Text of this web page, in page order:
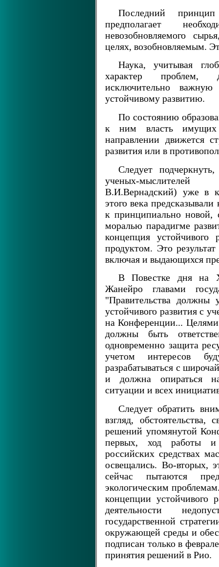
Последний
предполагает
невозобновляемого
целях, возобновляемым.
Наука, учитывая
характер проблем,
исключительно
устойчивому развитию.
По состоянию
к ним власть
направлении движется
развития или в
Следует
ученых-мыслителей
В.И.Вернадский) уже в
этого века
к принципиально новой,
моралью парадигме
концепция устойчивого
продуктом. Это
включая и выдающихся
В Повестке дня на
Жанейро главами
"Правительства должны
устойчивого развития с
на Конференции...
должны быть
одновременно защита
учетом интересов
разрабатываться с
и должна опираться
ситуации и всех
Следует обратить
взгляд,
решений упомянутой
первых, ход работы
российских средствах
освещались. Во-вторых,
сейчас пытаются
экологическим
концепции устойчивого
деятельности
государственной
окружающей среды и
подписан только в
принятия решений в Рио.